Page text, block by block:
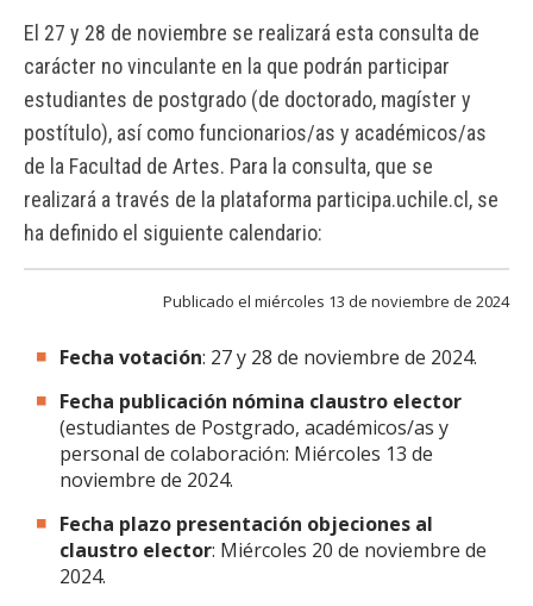
CREACIÓNE INVESTIGACIÓN
BIBLIOTECA
DEPARTAMENTOS
FACULTAD
Estudiantes
El 27 y 28 de noviembre se realizará esta consulta de
carácter no vinculante en la que podrán participar
estudiantes de postgrado (de doctorado, magíster y
postítulo), así como funcionarios/as y académicos/as
de la Facultad de Artes. Para la consulta, que se
realizará a través de la plataforma participa.uchile.cl, se
ha definido el siguiente calendario:
Publicado el miércoles 13 de noviembre de 2024
Fecha votación: 27 y 28 de noviembre de 2024.
Fecha publicación nómina claustro elector
(estudiantes de Postgrado, académicos/as y
personal de colaboración: Miércoles 13 de
noviembre de 2024.
Fecha plazo presentación objeciones al
claustro elector: Miércoles 20 de noviembre de
2024.